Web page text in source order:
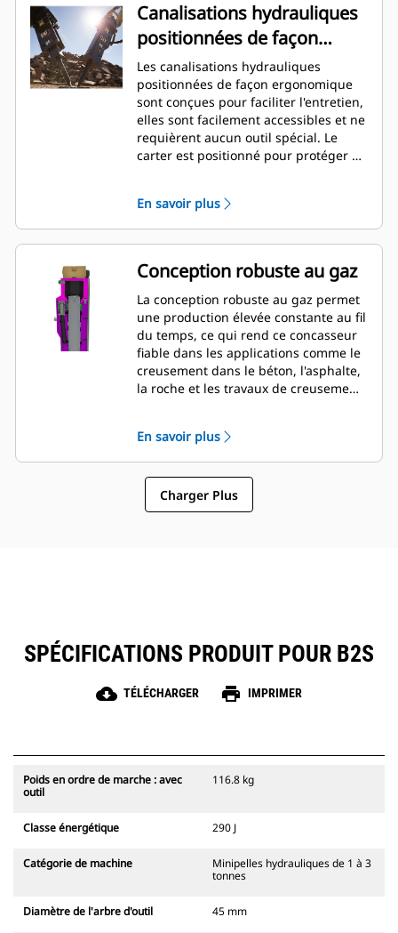
Canalisations hydrauliques
positionnées de façon
ergonomique
Les canalisations hydrauliques
positionnées de façon ergonomique
sont conçues pour faciliter l'entretien,
elles sont facilement accessibles et ne
requièrent aucun outil spécial. Le
carter est positionné pour protéger de
clé. Les canalisations hydrauliques et
la pression de la tête arrière peuvent
être vérifiées et modifiées pendant le
montage du disjoncteur sur la
machine, ce qui permet une
surveillance rapide de l'état du
disjoncteur.
En savoir plus
Conception robuste au gaz
La conception robuste au gaz permet
une production élevée constante au fil
du temps, ce qui rend ce concasseur
fiable dans les applications comme le
creusement dans le béton, l'asphalte,
la roche et les travaux de creusement
En savoir plus
Charger Plus
SPÉCIFICATIONS PRODUIT POUR B2S
cloud_download TÉLÉCHARGER print IMPRIMER
Poids en ordre de marche : avec
outil
116.8 kg
Classe énergétique 290 J
Catégorie de machine
Minipelles hydrauliques de 1 à 3
tonnes
Diamètre de l'arbre d'outil 45 mm